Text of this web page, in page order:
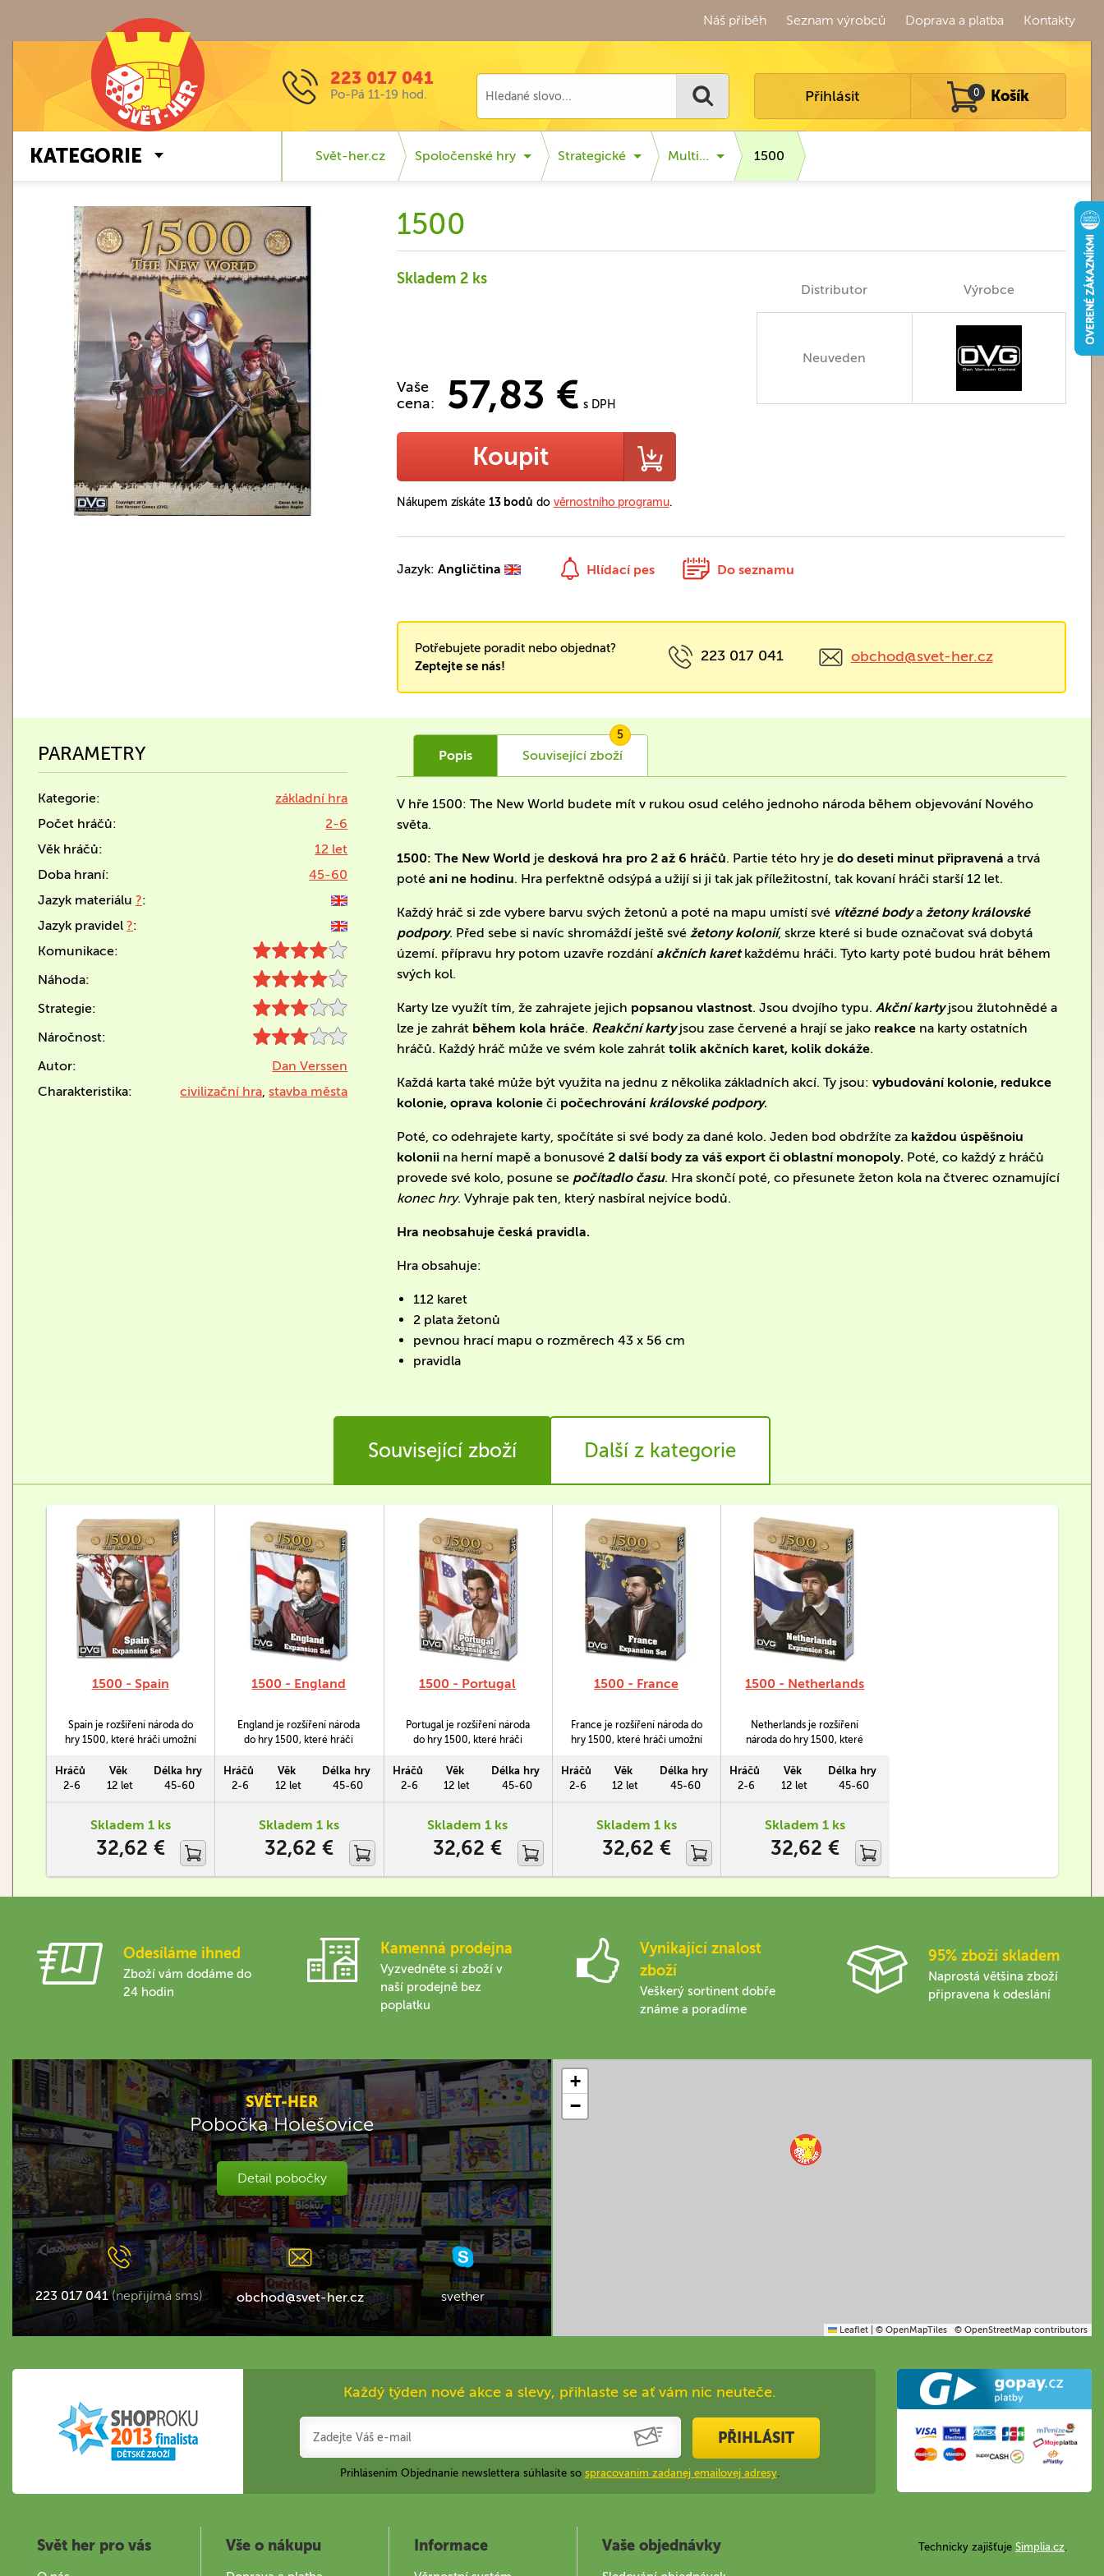
Náš příběh Seznam výrobců Doprava a platba Kontakty
223 017 041
Po-Pá 11-19 hod. Přihlásit 0 Košík
KATEGORIE Svět-her.cz Spoločenské hry Strategické Multi… 1500
1500
Vaše
cena:
57,83 € s DPH
Skladem 2 ks
Koupit
Nákupem získáte 13 bodů do věrnostního programu.
Distributor Výrobce
Neuveden
Jazyk:Angličtina Hlídací pes Do seznamu
Potřebujete poradit nebo objednat?
Zeptejte se nás!
223 017 041 obchod@svet-her.cz
PARAMETRY
Kategorie:
základní hra
Počet hráčů:
2-6
Věk hráčů:
12 let
Doba hraní:
45-60
Jazyk materiálu ?:
Jazyk pravidel ?:
Komunikace:
Náhoda:
Strategie:
Náročnost:
Autor:
Dan Verssen
Charakteristika:
civilizační hra,stavba města
Popis Související zboží
5
V hře 1500: The New World budete mít v rukou osud celého jednoho národa během objevování Nového
světa.
1500: The New World jedesková hra pro 2 až 6 hráčů. Partie této hry jedo deseti minut připravená a trvá
poté ani ne hodinu. Hra perfektně odsýpá a užijí si ji tak jak příležitostní, tak kovaní hráči starší 12 let.
Každý hráč si zde vybere barvu svých žetonů a poté na mapu umístí své vítězné body ažetony královské
podpory. Před sebe si navíc shromáždí ještě svéžetony kolonií, skrze které si bude označovat svá dobytá
území. přípravu hry potom uzavře rozdání akčních karetkaždému hráči. Tyto karty poté budou hrát během
svých kol.
Karty lze využít tím, že zahrajete jejich popsanou vlastnost. Jsou dvojího typu.Akční kartyjsou žlutohnědé a
lze je zahrát během kola hráče. Reakční kartyjsou zase červené a hrají se jako reakce na karty ostatních
hráčů. Každý hráč může ve svém kole zahráttolik akčních karet, kolik dokáže.
Každá karta také může být využita na jednu z několika základních akcí. Ty jsou:vybudování kolonie, redukce
kolonie, oprava kolonie či počechrování královské podpory.
Poté, co odehrajete karty, spočítáte si své body za dané kolo. Jeden bod obdržíte za každou úspěšnoiu
kolonii na herní mapě a bonusové2 další body za váš export či oblastní monopoly. Poté, co každý z hráčů
provede své kolo, posune se počítadlo času. Hra skončí poté, co přesunete žeton kola na čtverec oznamující
konec hry. Vyhraje pak ten, který nasbíral nejvíce bodů.
Hra neobsahuje česká pravidla.
Hra obsahuje:
112 karet
2 plata žetonů
pevnou hrací mapu o rozměrech 43 x 56 cm
pravidla
Související zboží Další z kategorie
1500 - Spain
Spain je rozšíření národa do
hry 1500, které hráči umožní
Doby objevů.
Hráčů
2-6
Věk
12 let
Délka hry
45-60
Skladem 1 ks
32,62 €
1500 - England
England je rozšíření národa
do hry 1500, které hráči
Doby objevů.
Hráčů
2-6
Věk
12 let
Délka hry
45-60
Skladem 1 ks
32,62 €
1500 - Portugal
Portugal je rozšíření národa
do hry 1500, které hráči
období Doby objevů.
Hráčů
2-6
Věk
12 let
Délka hry
45-60
Skladem 1 ks
32,62 €
1500 - France
France je rozšíření národa do
hry 1500, které hráči umožní
objevů.
Hráčů
2-6
Věk
12 let
Délka hry
45-60
Skladem 1 ks
32,62 €
1500 - Netherlands
Netherlands je rozšíření
národa do hry 1500, které
Nizozemsko v období Doby
objevů.
Hráčů
2-6
Věk
12 let
Délka hry
45-60
Skladem 1 ks
32,62 €
Odesíláme ihned
Zboží vám dodáme do
24 hodin
Kamenná prodejna
Vyzvedněte si zboží v
naší prodejně bez
poplatku
Vynikající znalost
zboží
Veškerý sortinent dobře
známe a poradíme
95% zboží skladem
Naprostá většina zboží
připravena k odeslání
SVĚT-HER
Pobočka Holešovice
Detail pobočky
223 017 041 (nepřijímá sms) obchod@svet-her.cz svether
+
−
Leaflet © OpenMapTiles © OpenStreetMap contributors
Každý týden nové akce a slevy, přihlaste se ať vám nic neuteče.
PŘIHLÁSIT
Prihlásením Objednanie newslettera súhlasíte so spracovaním zadanej emailovej adresy.
Svět her pro vás Vše o nákupu Informace Vaše objednávky Technicky zajišťuje Simplia.cz